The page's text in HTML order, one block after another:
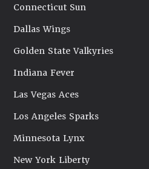
Connecticut Sun
Dallas Wings
Golden State Valkyries
Indiana Fever
Las Vegas Aces
Los Angeles Sparks
Minnesota Lynx
New York Liberty